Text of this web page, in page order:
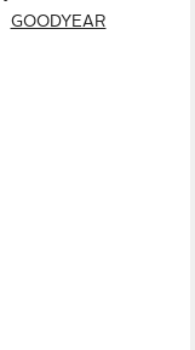
GOODYEAR